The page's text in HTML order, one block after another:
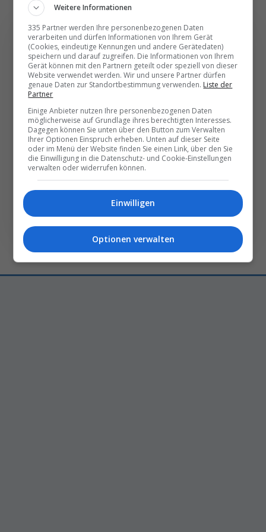
Die wichtigsten und
besten News direkt in
Ihr E‑Mail-Postfach
Täglich oder wöchentlich, mit mehr Insights oder
weniger. Bei Travel­news haben Sie die Wahl.
NEWSLETTER ENTDECKEN
Weitere Informationen
335 Partner werden Ihre personenbezogenen Daten
verarbeiten und dürfen Informationen von Ihrem Gerät
(Cookies, eindeutige Kennungen und andere Gerätedaten)
speichern und darauf zugreifen. Die Informationen von Ihrem
Gerät können mit den Partnern geteilt oder speziell von dieser
Website verwendet werden. Wir und unsere Partner dürfen
genaue Daten zur Standortbestimmung verwenden. Liste der
Partner
Einige Anbieter nutzen Ihre personenbezogenen Daten
möglicherweise auf Grundlage ihres berechtigten Interesses.
Dagegen können Sie unten über den Button zum Verwalten
Ihrer Optionen Einspruch erheben. Unten auf dieser Seite
oder im Menü der Website finden Sie einen Link, über den Sie
die Einwilligung in die Datenschutz- und Cookie-Einstellungen
verwalten oder widerrufen können.
Einwilligen
Optionen verwalten